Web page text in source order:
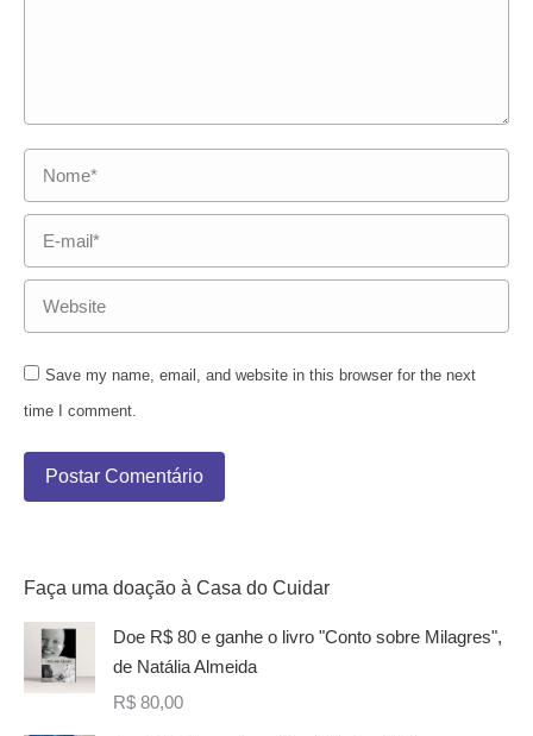
Nome *
E-mail *
Website
Save my name, email, and website in this browser for the next
time I comment.
Postar Comentário
Faça uma doação à Casa do Cuidar
Doe R$ 80 e ganhe o livro "Conto sobre Milagres",
de Natália Almeida
R$ 80,00